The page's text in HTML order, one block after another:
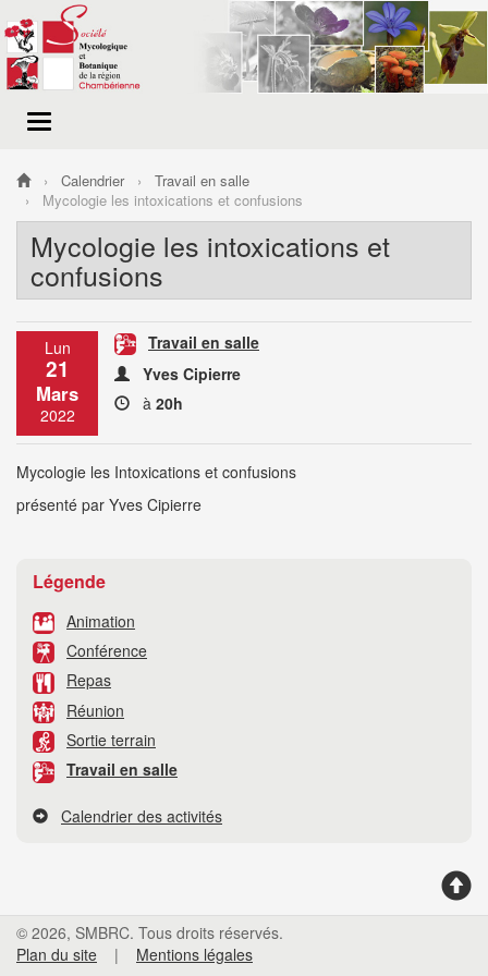
Menu
Calendrier
Travail en salle
Mycologie les intoxications et confusions
Mycologie les intoxications et
confusions
Lun
21
Mars
2022
Travail en salle
Yves Cipierre
à 20h
Mycologie les Intoxications et confusions
présenté par Yves Cipierre
Légende
Animation
Conférence
Repas
Réunion
Sortie terrain
Travail en salle
Calendrier des activités
© 2026, SMBRC. Tous droits réservés.
Plan du site | Mentions légales